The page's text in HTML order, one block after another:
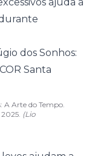
A Arte do Tempo.
(Lio